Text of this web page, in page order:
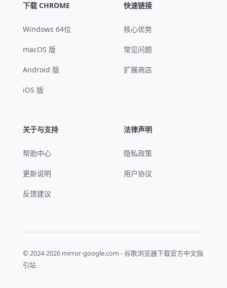
下载 CHROME
Windows 64位
macOS 版
Android 版
iOS 版
快速链接
核心优势
常见问题
扩展商店
关于与支持
帮助中心
更新说明
反馈建议
法律声明
隐私政策
用户协议
© 2024-2026 mirror-google.com - 谷歌浏览器下载官方中文指
引站